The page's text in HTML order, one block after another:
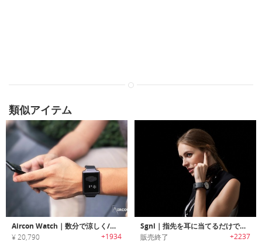
類似アイテム
Aircon Watch｜数分で涼しく/暖かく体温調整可能なリストバンド「エアコンウォッチ」
¥ 20,790 +1934
Sgnl｜指先を耳に当てるだけで通話が可能なスマートウォッチバンド「シグナル」
販売終了 +2237